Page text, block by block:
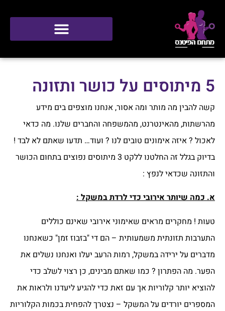
5 מיתוסים על כושר ותזונה
קשה להבין מה מותר ומה אסור, אנחנו מוצפים בים מידע
מהרשתות, מהאינטרנט, מהמשפחה והחברים שלנו. מה כדאי
לאכול ? איזה אימונים טובים לנו ? ועוד… תדעו שאתם לא לבד !
בדיוק בגלל זה החלטנו ללקט 3 מיתוסים נפוצים בתחום הכושר
והתזונה שכדאי לנפץ :
א. כמה שיותר אירובי כדי לרדת במשקל :
טעות ! מחקרים מראים שאימוני אירובי שאינם כוללים
התערבות תזונתית משמעותית – הם די "בזבוז זמן" כשאנחנו
מדברים על ירידה במשקל, רמות הרעב יעלו ואנחנו נשלים את
הפער. מה הפתרון ? כמו שאתם מבינים, כן רצוי לשלב כדי
להוציא יותר קלוריות אך עם זאת כדי להגיע ליעדנו ולראות את
המספרים יורדים על המשקל – נצטרך להפחית בכמות הקלוריות